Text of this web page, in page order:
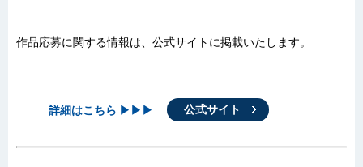
作品応募に関する情報は、公式サイトに掲載いたします。
詳細はこちら ▶▶▶ 公式サイト